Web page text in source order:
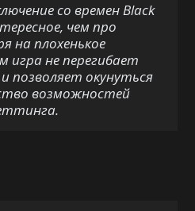
со временBlack
чем про
на плохенькое
игра не перегибает
позволяет окунуться
возможностей